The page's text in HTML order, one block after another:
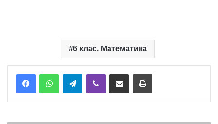
6 клас. Математика
TelegramViber Надіслати електронною поштоюНадрукувати